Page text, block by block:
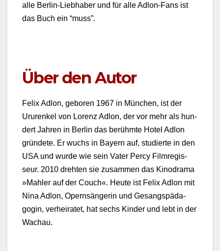
alle Berlin-Lieb­haber und für alle Adlon-Fans ist
das Buch ein “muss”.
Über den Autor
Felix Adlon, geboren 1967 in München, ist der
Ururenkel von Lorenz Adlon, der vor mehr als hun­
dert Jahren in Berlin das berühmte Hotel Adlon
grün­dete. Er wuchs in Bay­ern auf, studierte in den
USA und wurde wie sein Vater Per­cy Film­regis­
seur. 2010 dreht­en sie zusam­men das Kin­odra­ma
»Mahler auf der Couch«. Heute ist Felix Adlon mit
Nina Adlon, Opern­sän­gerin und Gesangspäd­a­
gogin, ver­heiratet, hat sechs Kinder und lebt in der
Wachau.